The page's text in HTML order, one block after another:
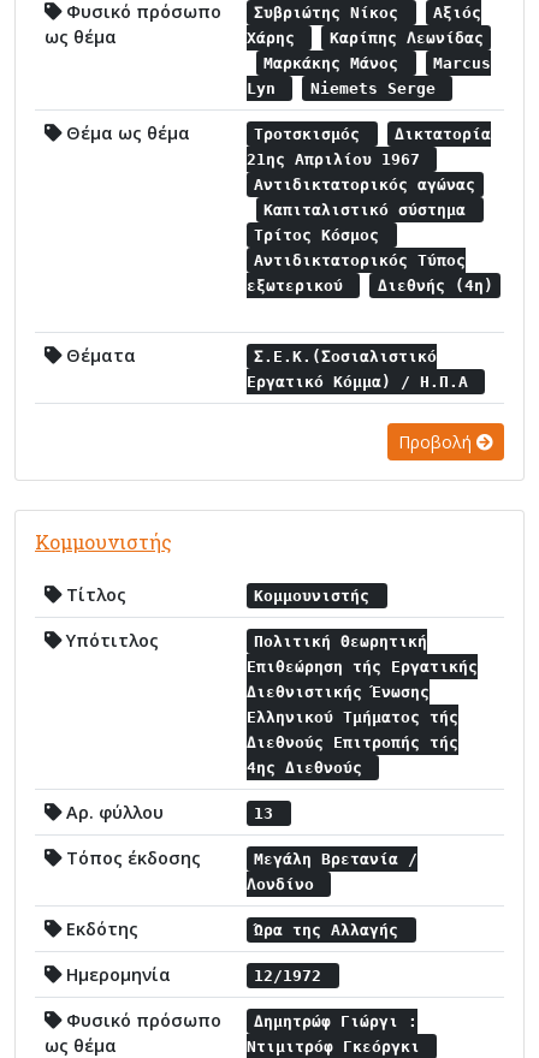
Φυσικό πρόσωπο
ως θέμα
Συβριώτης Νίκος
Αξιός
Χάρης
Καρίπης Λεωνίδας
Μαρκάκης Μάνος
Marcus
Lyn
Niemets Serge
Θέμα ως θέμα Τροτσκισμός
Δικτατορία
21ης Απριλίου 1967
Αντιδικτατορικός αγώνας
Καπιταλιστικό σύστημα
Τρίτος Κόσμος
Αντιδικτατορικός Τύπος
εξωτερικού
Διεθνής (4η)
Θέματα
Σ.Ε.Κ.(Σοσιαλιστικό
Εργατικό Κόμμα) / Η.Π.Α
Προβολή
Κομμουνιστής
Τίτλος Κομμουνιστής
Υπότιτλος
Πολιτική Θεωρητική
Επιθεώρηση τής Εργατικής
Διεθνιστικής Ένωσης
Ελληνικού Τμήματος τής
Διεθνούς Επιτροπής τής
4ης Διεθνούς
Αρ. φύλλου 13
Τόπος έκδοσης
Μεγάλη Βρετανία /
Λονδίνο
Εκδότης Ώρα της Αλλαγής
Ημερομηνία 12/1972
Φυσικό πρόσωπο
ως θέμα
Δημητρώφ Γιώργι :
Ντιμιτρόφ Γκεόργκι